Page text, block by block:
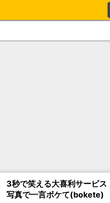
3秒で笑える大喜利サービス
写真で一言ボケて(bokete)